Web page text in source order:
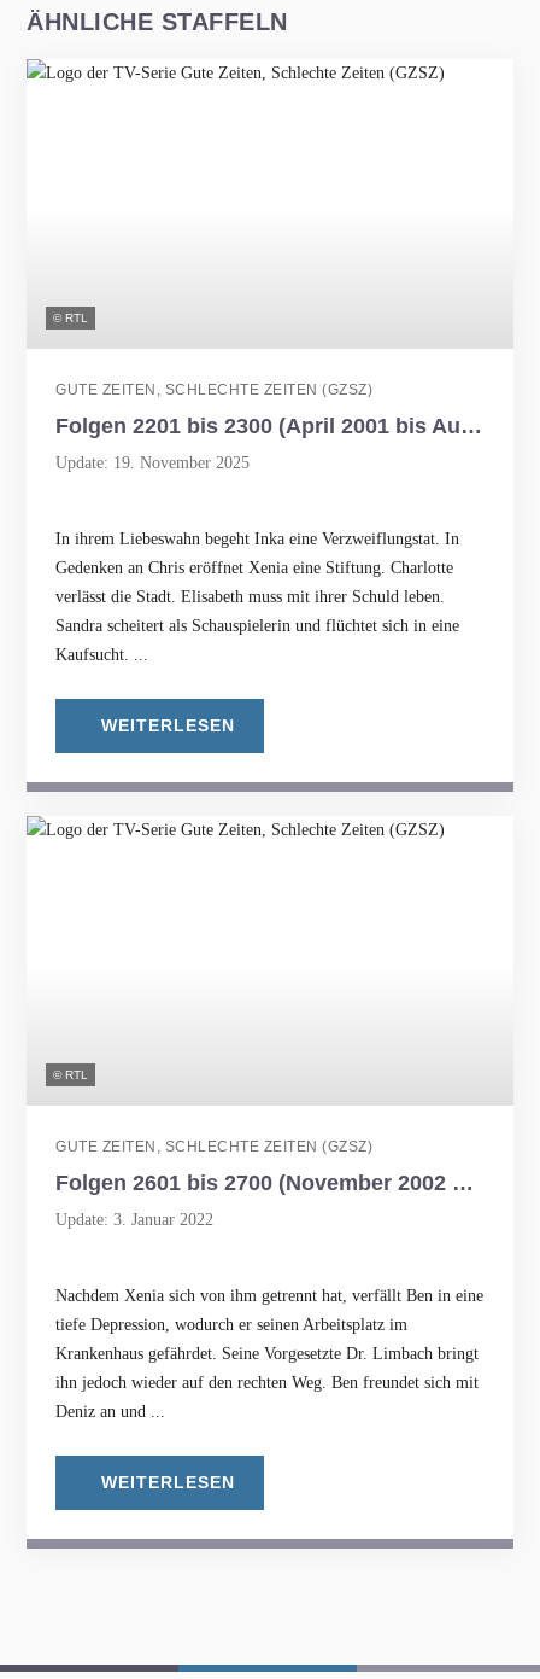
ÄHNLICHE STAFFELN
© RTL
GUTE ZEITEN, SCHLECHTE ZEITEN (GZSZ)
Folgen 2201 bis 2300 (April 2001 bis August 2001)
Update: 19. November 2025
In ihrem Liebeswahn begeht Inka eine Verzweiflungstat. In
Gedenken an Chris eröffnet Xenia eine Stiftung. Charlotte
verlässt die Stadt. Elisabeth muss mit ihrer Schuld leben.
Sandra scheitert als Schauspielerin und flüchtet sich in eine
Kaufsucht. ...
WEITERLESEN
© RTL
GUTE ZEITEN, SCHLECHTE ZEITEN (GZSZ)
Folgen 2601 bis 2700 (November 2002 bis April 2003)
Update: 3. Januar 2022
Nachdem Xenia sich von ihm getrennt hat, verfällt Ben in eine
tiefe Depression, wodurch er seinen Arbeitsplatz im
Krankenhaus gefährdet. Seine Vorgesetzte Dr. Limbach bringt
ihn jedoch wieder auf den rechten Weg. Ben freundet sich mit
Deniz an und ...
WEITERLESEN